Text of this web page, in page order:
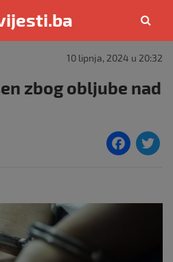
10 lipnja, 2024 u 20:32
zbog obljube nad
F
e